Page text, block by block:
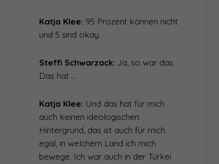
Katja Klee: 95 Prozent können nicht
und 5 sind okay.
Steffi Schwarzack: Ja, so war das.
Das hat …
Katja Klee: Und das hat für mich
auch keinen ideologischen
Hintergrund, das ist auch für mich
egal, in welchem Land ich mich
bewege. Ich war auch in der Türkei